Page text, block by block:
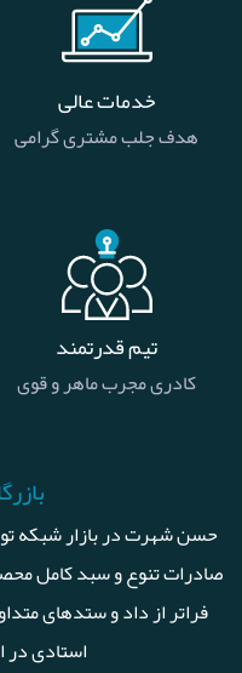
خدمات عالی
هدف جلب مشتری گرامی
تیم قدرتمند
کادری مجرب ماهر و قوی
حسن شهرت در بازار شبکه
صادرات تنوع و سبد کامل
فراتر از داد و ستدهای
استادی در